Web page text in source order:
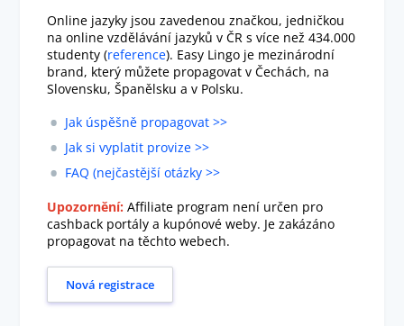
Online jazyky jsou zavedenou značkou, jedničkou
na online vzdělávání jazyků v ČR s více než 434.000
studenty (reference). Easy Lingo je mezinárodní
brand, který můžete propagovat v Čechách, na
Slovensku, Španělsku a v Polsku.
Jak úspěšně propagovat >>
Jak si vyplatit provize >>
FAQ (nejčastější otázky >>
Upozornění: Affiliate program není určen pro
cashback portály a kupónové weby. Je zakázáno
propagovat na těchto webech.
Nová registrace